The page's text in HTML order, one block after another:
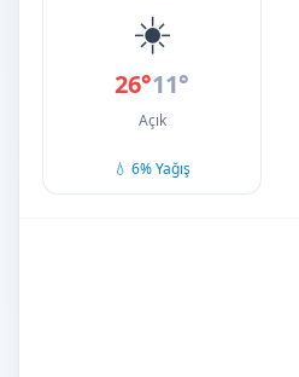
☀️
26°11°
Açık
💧 6% Yağış